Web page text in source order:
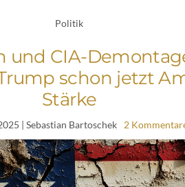
Politik
und CIA-
schon jetzt
Stärke
| Sebastian Bartoschek 2